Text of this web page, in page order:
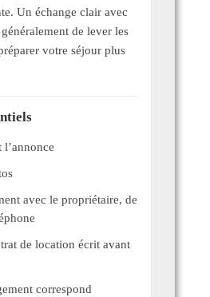
Un échange clair avec
de lever les
votre séjour plus
avec le propriétaire, de
de location écrit avant
correspond